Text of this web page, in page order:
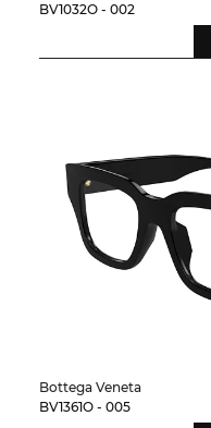
BV1032O - 002
Bottega Veneta
BV1361O - 005